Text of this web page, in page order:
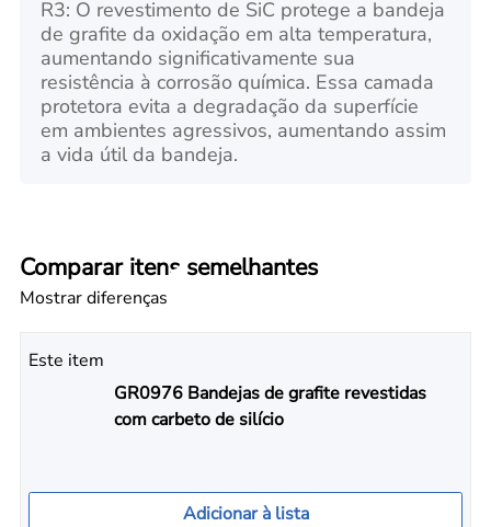
R3: O revestimento de SiC protege a bandeja
de grafite da oxidação em alta temperatura,
aumentando significativamente sua
resistência à corrosão química. Essa camada
protetora evita a degradação da superfície
em ambientes agressivos, aumentando assim
a vida útil da bandeja.
Comparar itens semelhantes
Mostrar diferenças
Este item
GR0976 Bandejas de grafite revestidas
com carbeto de silício
Adicionar à lista